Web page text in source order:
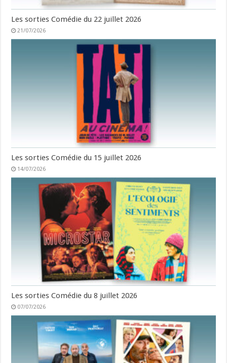
Les sorties Comédie du 22 juillet 2026
21/07/2026
Les sorties Comédie du 15 juillet 2026
14/07/2026
Les sorties Comédie du 8 juillet 2026
07/07/2026